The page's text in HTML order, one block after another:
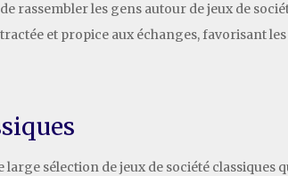
rassembler les gens autour de jeux de
et propice aux échanges, favorisant
large sélection de jeux de société